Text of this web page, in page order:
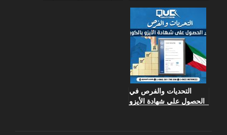
التحديات والفرص في
الحصول على شهادة الأيزو